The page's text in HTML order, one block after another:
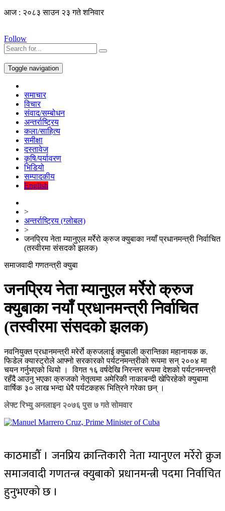
आज : २०८३ साउन २३ गते शनिवार
Follow
Toggle navigation
समाचार
विचार
संवाद/सम्बोधन
अन्तर्राष्ट्रिय
कला/साहित्य
समीक्षा
दस्तावेज
कृषि/पर्यावरण
भिडियो
सम्पादकीय
English
>
अन्तर्राष्ट्रिय (ग्लोबल)
>
जनप्रिय नेता म्यानुएल मर्रेरो क्रुज क्युबाका नयाँ प्रधानमन्त्री निर्वाचित
(तस्वीरमा संसदको झलक)
समाजवादी गणतन्त्री क्युबा
जनप्रिय नेता म्यानुएल मर्रेरो क्रुज
क्युबाका नयाँ प्रधानमन्त्री निर्वाचित
(तस्वीरमा संसदको झलक)
नवनियुक्त प्रधानमन्त्री मरेर्रो क्रुजलाई क्युबाली क्रान्तिका महानायक क.
फिडेल क्यास्ट्रोले आफ्नो सरकारको पर्यटनमन्त्रीको रूपमा सन् २००४ मा
चयन गर्नुभएको थियो । विगत १६ वर्षदेखि निरन्तर रूपमा देशको पर्यटनमन्त्री
रहँदै आउनु भएका क्रुजको नेतृत्वमा अमेरिकी नाकाबन्दी खेपिरहेको क्युबामा
वार्षिक ३० लाख भन्दा धेरै पर्यटकहरू भित्रिने गरेका छन् ।
लेफ्ट रिभ्यु अनलाइन २०७६ पुस ७ गते सोमवार
काठमाडौँ । जनप्रिय क्रान्तिकारी नेता म्यानुएल मर्रेरो क्रुज
समाजवादी गणतन्त्र क्युबाको प्रधानमन्त्री पदमा निर्वाचित
हुनुभएको छ ।